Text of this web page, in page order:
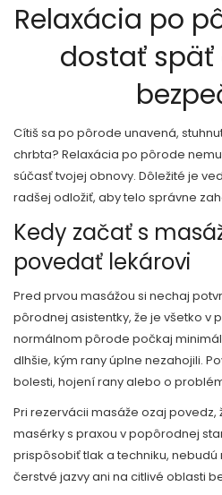
Relaxácia po
dostať
Cítiš sa po pôrode unavená,
chrbta? Relaxácia po pôrode
súčasť tvojej obnovy. Dôležité je
radšej odložiť, aby telo správne
Kedy začať s
povedať lekárovi
Pred prvou masážou si nechaj
pôrodnej asistentky, že je všetko v
normálnom pôrode počkaj
dlhšie, kým rany úplne nezahojili.
bolesti, hojení rany alebo o
Pri rezervácii masáže ozaj
masérky s praxou v popôrodnej
prispôsobiť tlak a techniku,
čerstvé jazvy ani na citlivé oblasti